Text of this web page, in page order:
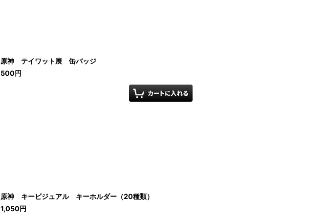
原神 テイワット展 缶バッジ
500円
原神 キービジュアル キーホルダー（20種類）
1,050円